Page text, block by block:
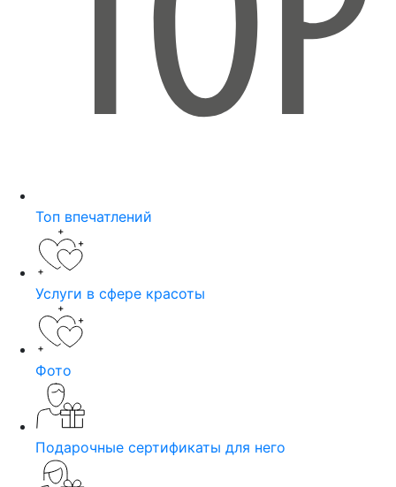
Топ впечатлений
Услуги в сфере красоты
Фото
Подарочные сертификаты для него